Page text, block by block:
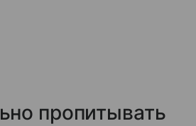
пропитывать